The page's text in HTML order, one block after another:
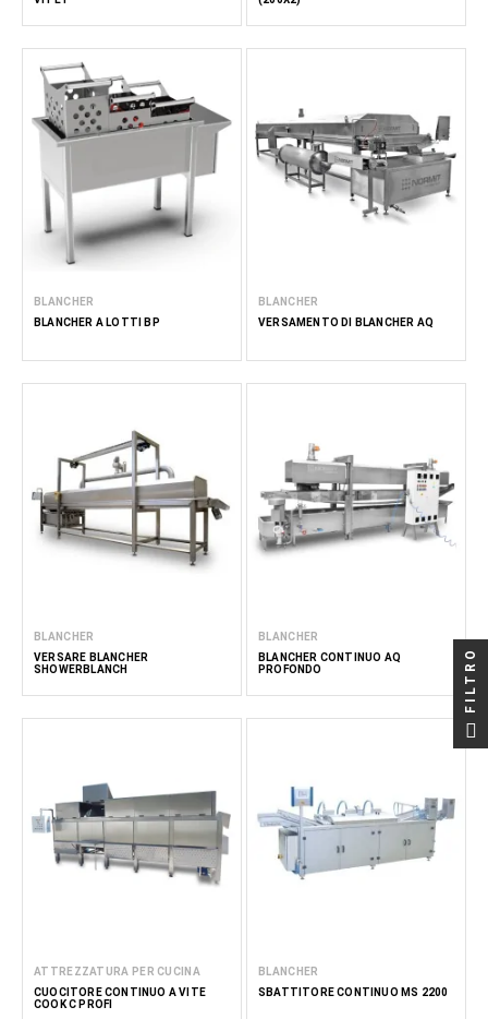
BLANCHER
BLANCHER A LOTTI BP
BLANCHER
VERSAMENTO DI BLANCHER AQ
BLANCHER
VERSARE BLANCHER
SHOWERBLANCH
BLANCHER
BLANCHER CONTINUO AQ
PROFONDO
ATTREZZATURA PER CUCINA
CUOCITORE CONTINUO A VITE
COOK C PROFI
BLANCHER
SBATTITORE CONTINUO MS 2200
FILTRO